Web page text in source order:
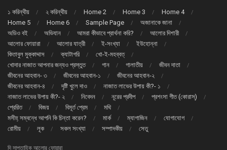
১ করিন্থীয় ২ করিন্থীয় Home 2 Home 3
Home 4
Home 5
Home 6 Sample Page
অজানাকে জানা
অডিও বই
অভিযান আমরা কীভাবে প্রার্থনা করি?
আলোর দিশারী
আলোর ফোয়ারা
আলোর যাত্রী ই-সংখ্যা
ইউহোন্না
কিতাবুল মুক্কাদ্দাস
ক্যাটাগরি
খো-ই-মহব্বত্
খোদার নাজাত আপনার জন্যও প্রস্তুত
গান গালাতীয়
জীবন দাতা
জীবনের আহবান- ৩
জীবনের আহবান-১
জীবনের আহবান-২
জীবনের আহবান-৪
দৃষ্টি খুলে দাও
নাজাত লাভের উপায় কী?- ১
নাজাত লাভের উপায় কী?- ২
নিবেদন নূরের প্রদীপ
প্রশংসা গীত (কোরাস্)
প্রেরিত
বিজয় বিমূর্ত প্রেম
মথি
মসীহ্ সম্বন্ধে আপনি কি চিন্তা করেন?
মার্ক ম্যাগাজিন
যোগাযোগ
রোমীয়
লূক সকল সংখ্যা সম্পাদকীয় সেতু
দি সাপ্তাহিক আলোর ফোয়ারা